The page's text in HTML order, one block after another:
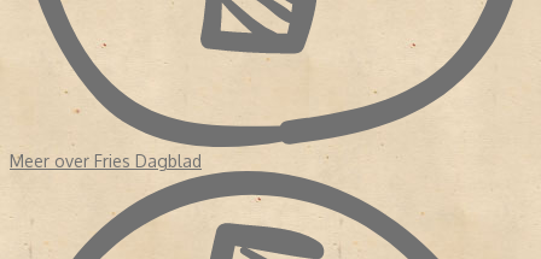
Meer over Fries Dagblad